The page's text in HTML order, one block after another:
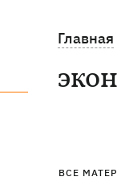
Главная
ВСЕ